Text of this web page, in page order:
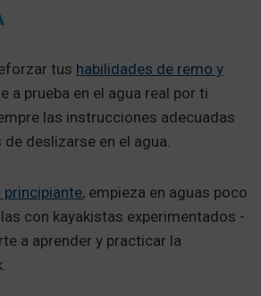
tus habilidades de remo y
a prueba en el agua real por ti
las instrucciones adecuadas
deslizarse en el agua.
principiante, empieza en aguas poco
con kayakistas experimentados -
a aprender y practicar la